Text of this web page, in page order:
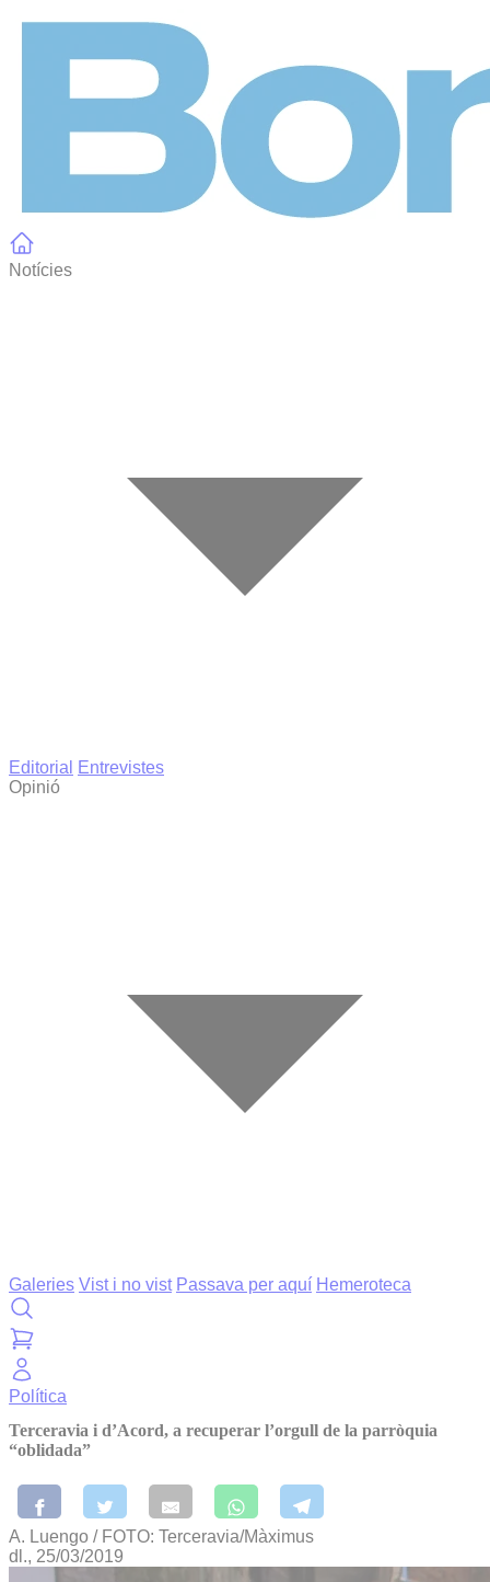
Notícies
Editorial
Entrevistes
Opinió
Galeries Vist i no vist Passava per aquí Hemeroteca
Política
Terceravia i d’Acord, a recuperar l’orgull de la parròquia
“oblidada”
A. Luengo / FOTO: Terceravia/Màximus
dl., 25/03/2019